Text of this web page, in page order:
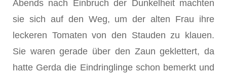
Abends nach Einbruch der Dunkelheit machten
sie sich auf den Weg, um der alten Frau ihre
leckeren Tomaten von den Stauden zu klauen.
Sie waren gerade über den Zaun geklettert, da
hatte Gerda die Eindringlinge schon bemerkt und